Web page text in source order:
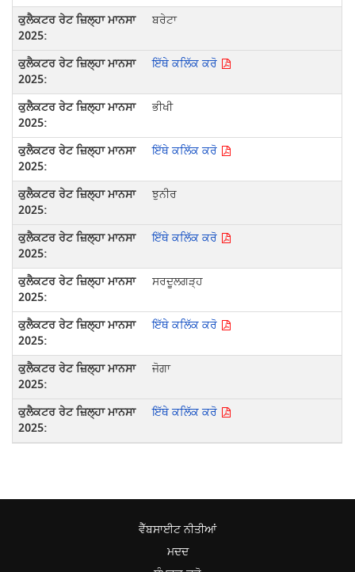
ਬਰੇਟਾ
ਇੱਥੇ ਕਲਿੱਕ ਕਰੋ
ਭੀਖੀ
ਇੱਥੇ ਕਲਿੱਕ ਕਰੋ
ਝੁਨੀਰ
ਇੱਥੇ ਕਲਿੱਕ ਕਰੋ
ਸਰਦੂਲਗੜ੍ਹ
ਇੱਥੇ ਕਲਿੱਕ ਕਰੋ
ਜੋਗਾ
ਇੱਥੇ ਕਲਿੱਕ ਕਰੋ
ਵੈੱਬਸਾਈਟ ਨੀਤੀਆਂ
ਮਦਦ